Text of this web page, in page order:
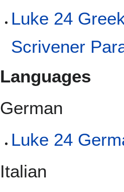
Luke 24
Scrivener
Languages
German
Luke 24
Italian